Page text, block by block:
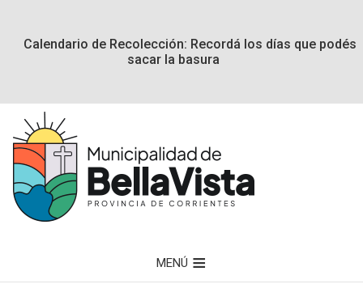
Calendario de Recolección: Recordá los días que podés
sacar la basura
MENÚ